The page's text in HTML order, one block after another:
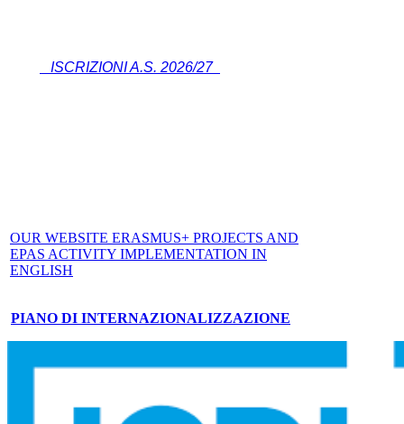
ISCRIZIONI A.S. 2026/27
OUR WEBSITE ERASMUS+ PROJECTS AND
EPAS ACTIVITY IMPLEMENTATION IN
ENGLISH
PIANO DI INTERNAZIONALIZZAZIONE